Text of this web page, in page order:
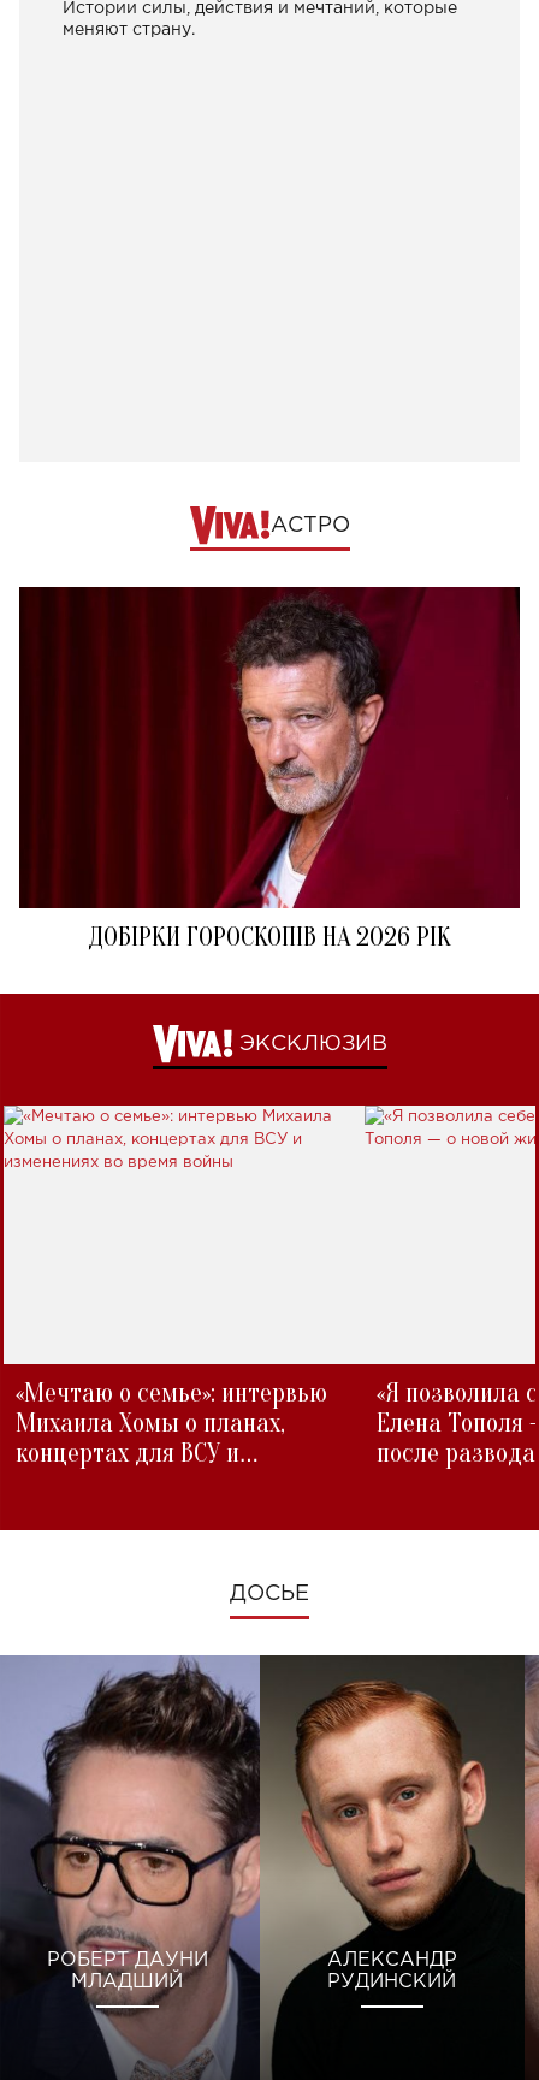
Истории силы, действия и мечтаний, которые
меняют страну.
АСТРО
ДОБІРКИ ГОРОСКОПІВ НА 2026 РІК
ЭКСКЛЮЗИВ
«Мечтаю о семье»: интервью
Михаила Хомы о планах,
концертах для ВСУ и
«Я позволила
Елена Тополя
после развода
ДОСЬЕ
РОБЕРТ ДАУНИ
МЛАДШИЙ
АЛЕКСАНДР
РУДИНСКИЙ